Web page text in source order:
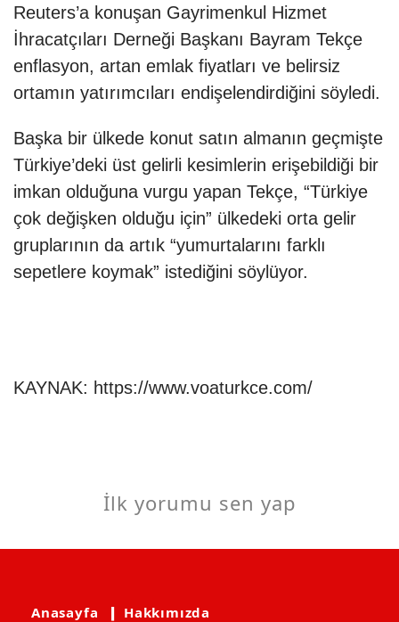
Reuters’a konuşan Gayrimenkul Hizmet
İhracatçıları Derneği Başkanı Bayram Tekçe
enflasyon, artan emlak fiyatları ve belirsiz
ortamın yatırımcıları endişelendirdiğini söyledi.
Başka bir ülkede konut satın almanın geçmişte
Türkiye’deki üst gelirli kesimlerin erişebildiği bir
imkan olduğuna vurgu yapan Tekçe, “Türkiye
çok değişken olduğu için” ülkedeki orta gelir
gruplarının da artık “yumurtalarını farklı
sepetlere koymak” istediğini söylüyor.
KAYNAK: https://www.voaturkce.com/
İlk yorumu sen yap
Anasayfa ❙ Hakkımızda